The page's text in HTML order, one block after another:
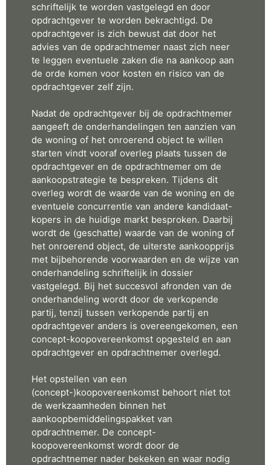
schriftelijk te worden vastgelegd en door
opdrachtgever te worden bekrachtigd. De
opdrachtgever is zich bewust dat door het
advies van de opdrachtnemer naast zich neer
te leggen eventuele zaken die na aankoop aan
de orde komen voor kosten en risico van de
opdrachtgever zelf zijn.
Nadat de opdrachtgever bij de opdrachtnemer
aangeeft de onderhandelingen ten aanzien van
de woning of het onroerend object te willen
starten vindt vooraf overleg plaats tussen de
opdrachtgever en de opdrachtnemer om de
aankoopstrategie te bespreken. Tijdens dit
overleg wordt de waarde van de woning en de
eventuele concurrentie van andere kandidaat-
kopers in de huidige markt besproken. Daarbij
wordt de (geschatte) waarde van de woning of
het onroerend object, de uiterste aankoopprijs
met bijbehorende voorwaarden en de wijze van
onderhandeling schriftelijk in dossier
vastgelegd. Bij het succesvol afronden van de
onderhandeling wordt door de verkopende
partij, tenzij tussen verkopende partij en
opdrachtgever anders is overeengekomen, een
concept-koopovereenkomst opgesteld en aan
opdrachtgever en opdrachtnemer overlegd.
Het opstellen van een
(concept-)koopovereenkomst behoort niet tot
de werkzaamheden binnen het
aankoopbemiddelingspakket van
opdrachtnemer. De concept-
koopovereenkomst wordt door de
opdrachtnemer nader bekeken en waar nodig